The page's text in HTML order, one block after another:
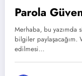
Parola
Merhaba, bu yazımda
bilgiler paylaşacağım.
edilmesi…